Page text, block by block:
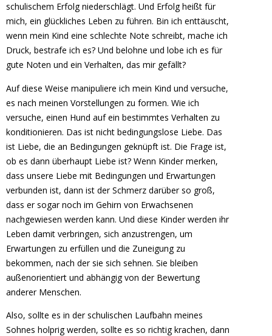
schulischem Erfolg niederschlägt. Und Erfolg heißt für
mich, ein glückliches Leben zu führen. Bin ich enttäuscht,
wenn mein Kind eine schlechte Note schreibt, mache ich
Druck, bestrafe ich es? Und belohne und lobe ich es für
gute Noten und ein Verhalten, das mir gefällt?
Auf diese Weise manipuliere ich mein Kind und versuche,
es nach meinen Vorstellungen zu formen. Wie ich
versuche, einen Hund auf ein bestimmtes Verhalten zu
konditionieren. Das ist nicht bedingungslose Liebe. Das
ist Liebe, die an Bedingungen geknüpft ist. Die Frage ist,
ob es dann überhaupt Liebe ist? Wenn Kinder merken,
dass unsere Liebe mit Bedingungen und Erwartungen
verbunden ist, dann ist der Schmerz darüber so groß,
dass er sogar noch im Gehirn von Erwachsenen
nachgewiesen werden kann. Und diese Kinder werden ihr
Leben damit verbringen, sich anzustrengen, um
Erwartungen zu erfüllen und die Zuneigung zu
bekommen, nach der sie sich sehnen. Sie bleiben
außenorientiert und abhängig von der Bewertung
anderer Menschen.
Also, sollte es in der schulischen Laufbahn meines
Sohnes holprig werden, sollte es so richtig krachen, dann